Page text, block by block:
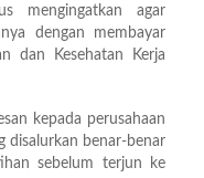
mengingatkan agar
dengan membayar
dan Kesehatan Kerja
kepada perusahaan
disalurkan benar-benar
sebelum terjun ke